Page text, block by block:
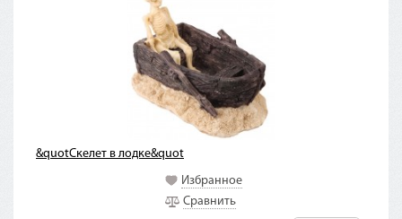
&quotСкелет в лодке&quot
Избранное
Сравнить